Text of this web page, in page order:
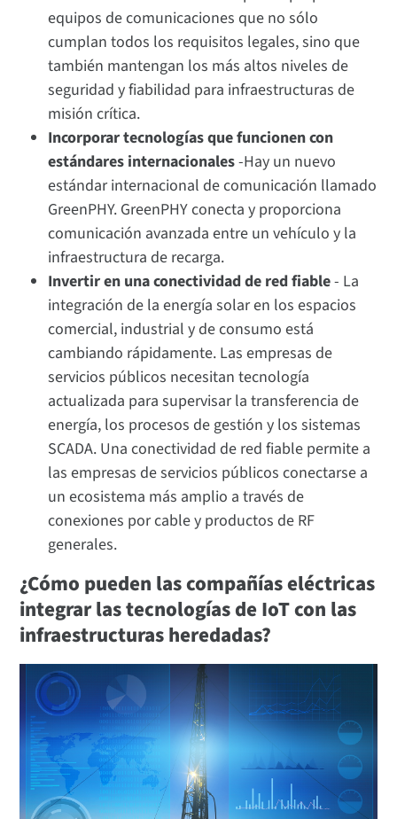
equipos de comunicaciones que no sólo
cumplan todos los requisitos legales, sino que
también mantengan los más altos niveles de
seguridad y fiabilidad para infraestructuras de
misión crítica.
Incorporar tecnologías que funcionen con
estándares internacionales-Hay un nuevo
estándar internacional de comunicación llamado
GreenPHY. GreenPHY conecta y proporciona
comunicación avanzada entre un vehículo y la
infraestructura de recarga.
Invertir en una conectividad de red fiable- La
integración de la energía solar en los espacios
comercial, industrial y de consumo está
cambiando rápidamente. Las empresas de
servicios públicos necesitan tecnología
actualizada para supervisar la transferencia de
energía, los procesos de gestión y los sistemas
SCADA. Una conectividad de red fiable permite a
las empresas de servicios públicos conectarse a
un ecosistema más amplio a través de
conexiones por cable y productos de RF
generales.
¿Cómo pueden las compañías eléctricas
integrar las tecnologías de IoT con las
infraestructuras heredadas?